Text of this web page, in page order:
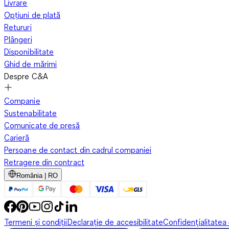
Livrare
Opțiuni de plată
Retururi
Plângeri
Disponibilitate
Ghid de mărimi
Despre C&A
Companie
Sustenabilitate
Comunicate de presă
Carieră
Persoane de contact din cadrul companiei
Retragere din contract
România | RO
Termeni și condițiiDeclarație de accesibilitateConfidențialitatea